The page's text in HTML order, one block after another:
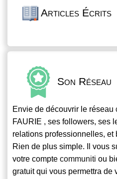
Articles Écrits
Son Réseau
Envie de découvrir le réseau
FAURIE , ses followers, ses
relations professionnelles, et
Rien de plus simple. Il vous
votre compte communiti ou
gratuit qui vous permettra de